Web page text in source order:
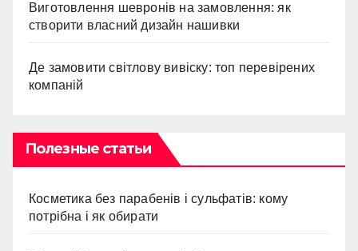
Виготовлення шевронів на замовлення: як
створити власний дизайн нашивки
Де замовити світлову вивіску: топ перевірених
компаній
Полезные статьи
Косметика без парабенів і сульфатів: кому
потрібна і як обирати